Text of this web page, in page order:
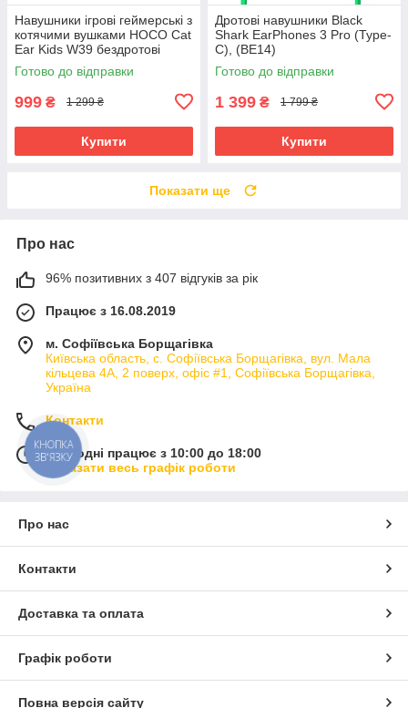
Навушники ігрові геймерські з
котячими вушками HOCO Cat
Ear Kids W39 бездротові
Bluetooth 400mAh з LED
підсвіткою
Готово до відправки
999 ₴ 1 299 ₴
Купити
Дротові навушники Black
Shark EarPhones 3 Pro (Type-
C), (BE14)
Готово до відправки
1 399 ₴ 1 799 ₴
Купити
Показати ще
Про нас
96% позитивних з 407 відгуків за рік
Працює з 16.08.2019
м. Софіївська Борщагівка
Київська область, с. Софіївська Борщагівка, вул. Мала
кільцева 4А, 2 поверх, офіс #1, Софіївська Борщагівка,
Україна
Контакти
Сьогодні працює з 10:00 до 18:00
Показати весь графік роботи
Про нас
Контакти
Доставка та оплата
Графік роботи
Повна версія сайту
КНОПКА
ЗВ'ЯЗКУ